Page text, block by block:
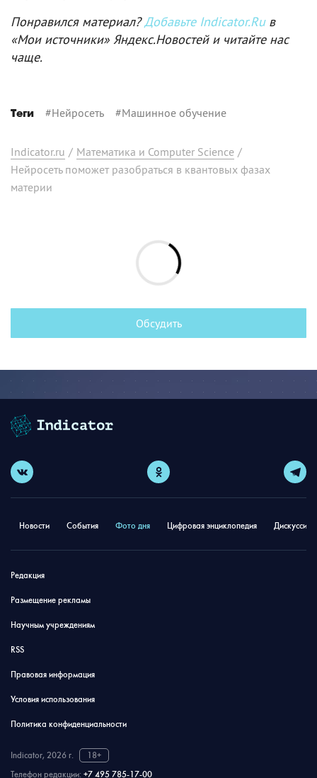
Понравился материал?Добавьте Indicator.Ruв
«Мои источники» Яндекс.Новостей и читайте нас
чаще.
Теги #Нейросеть #Машинное обучение
Indicator.ru / Математика и Computer Science /
Нейросеть поможет разобраться в квантовых фазах
материи
Обсудить
Новости События Фото дня Цифровая энциклопедия
Редакция
Размещение рекламы
Научным учреждениям
RSS
Правовая информация
Условия использования
Политика конфиденциальности
Indicator, 2026 г.
18+
Телефон редакции: +7 495 785-17-00